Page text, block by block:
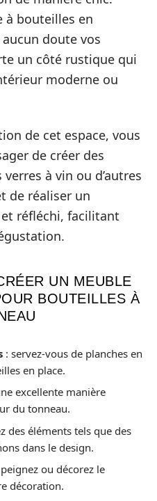
à bouteilles en
doute vos
un côté rustique qui
moderne ou
de cet espace, vous
de créer des
à vin ou d’autres
de réaliser un
réfléchi, facilitant
UN MEUBLE
BOUTEILLES À
: servez-vous de planches en
en place.
excellente manière
du tonneau.
des éléments tels que des
dans le design.
ou décorez le
décoration.